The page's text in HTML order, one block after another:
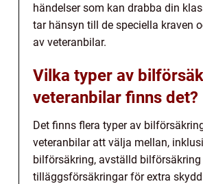
händelser som kan drabba din
tar hänsyn till de speciella kraven
av veteranbilar.
Vilka typer av
veteranbilar finns det?
Det finns flera typer av
veteranbilar att välja mellan,
bilförsäkring, avställd bilförsäkring
tilläggsförsäkringar för extra